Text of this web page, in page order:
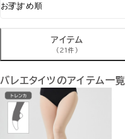
アイテム
(21件)
バレエタイツのアイテム一覧